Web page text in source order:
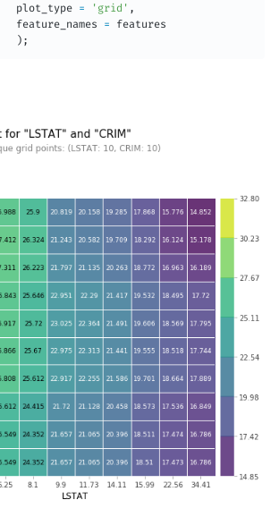
plot_type
= 'grid' ,
feature_names
= features
) ;